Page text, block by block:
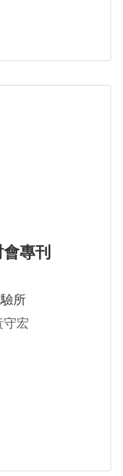
專刊
所
守宏